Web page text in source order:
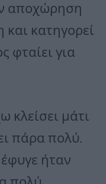
αποχώρηση
κατηγορεί
φταίει για
κλείσει μάτι
πάρα πολύ.
ήταν